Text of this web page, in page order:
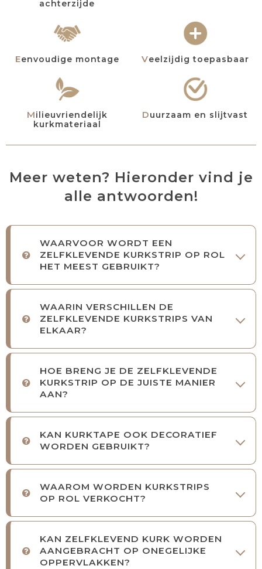
achterzijde
Eenvoudige montage Veelzijdig toepasbaar
Milieuvriendelijk
kurkmateriaal
Duurzaam en slijtvast
Meer weten? Hieronder vind je
alle antwoorden!
WAARVOOR WORDT EEN
ZELFKLEVENDE KURKSTRIP OP ROL
HET MEEST GEBRUIKT?
WAARIN VERSCHILLEN DE
ZELFKLEVENDE KURKSTRIPS VAN
ELKAAR?
HOE BRENG JE DE ZELFKLEVENDE
KURKSTRIP OP DE JUISTE MANIER
AAN?
KAN KURKTAPE OOK DECORATIEF
WORDEN GEBRUIKT?
WAAROM WORDEN KURKSTRIPS
OP ROL VERKOCHT?
KAN ZELFKLEVEND KURK WORDEN
AANGEBRACHT OP ONEGELIJKE
OPPERVLAKKEN?